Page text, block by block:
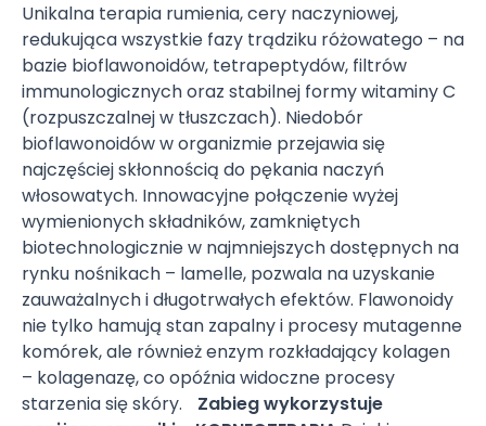
Unikalna terapia rumienia, cery naczyniowej,
redukująca wszystkie fazy trądziku różowatego – na
bazie bioflawonoidów, tetrapeptydów, filtrów
immunologicznych oraz stabilnej formy witaminy C
(rozpuszczalnej w tłuszczach). Niedobór
bioflawonoidów w organizmie przejawia się
najczęściej skłonnością do pękania naczyń
włosowatych. Innowacyjne połączenie wyżej
wymienionych składników, zamkniętych
biotechnologicznie w najmniejszych dostępnych na
rynku nośnikach – lamelle, pozwala na uzyskanie
zauważalnych i długotrwałych efektów. Flawonoidy
nie tylko hamują stan zapalny i procesy mutagenne
komórek, ale również enzym rozkładający kolagen
– kolagenazę, co opóźnia widoczne procesy
starzenia się skóry.
Zabieg wykorzystuje